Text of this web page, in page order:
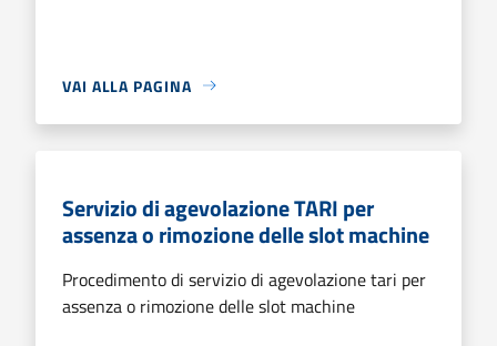
VAI ALLA PAGINA
Servizio di agevolazione TARI per
assenza o rimozione delle slot machine
Procedimento di servizio di agevolazione tari per
assenza o rimozione delle slot machine